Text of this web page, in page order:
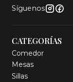
Síguenos
CATEGORÍAS
Comedor
Mesas
Sillas